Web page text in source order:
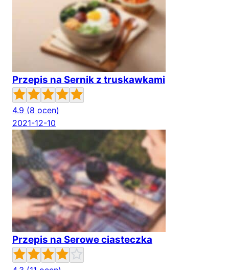
Przepis na Sernik z truskawkami
4.9 (8 ocen)
2021-12-10
Przepis na Serowe ciasteczka